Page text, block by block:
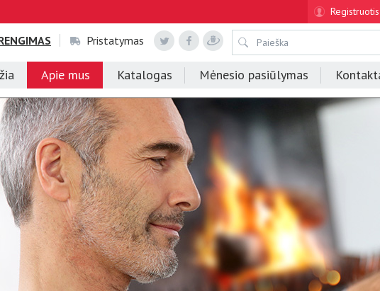
Registruotis
Pristatymas
Apie mus Katalogas Mėnesio pasiūlymas